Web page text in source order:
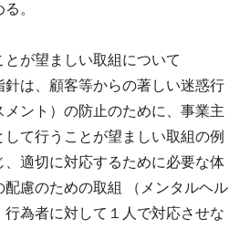
。
が望ましい取組について
は、顧客等からの著しい迷惑行
ント）の防止のために、事業主
て行うことが望ましい取組の例
適切に対応するために必要な体
慮のための取組 （メンタルヘル
為者に対して１人で対応させな